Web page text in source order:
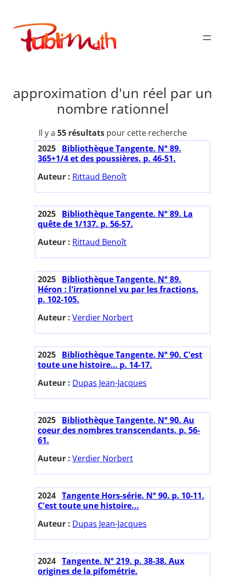
contenu
Publimath
approximation d'un réel par un
nombre rationnel
Il y a 55 résultatspour cette recherche
2025 Bibliothèque Tangente. N° 89.
365+1/4 et des poussières. p. 46-51.
Auteur : Rittaud Benoît
2025 Bibliothèque Tangente. N° 89. La
quête de 1/137. p. 56-57.
Auteur : Rittaud Benoît
2025 Bibliothèque Tangente. N° 89.
Héron : l'irrationnel vu par les fractions.
p. 102-105.
Auteur : Verdier Norbert
2025 Bibliothèque Tangente. N° 90. C'est
toute une histoire… p. 14-17.
Auteur : Dupas Jean-Jacques
2025 Bibliothèque Tangente. N° 90. Au
coeur des nombres transcendants. p. 56-
61.
Auteur : Verdier Norbert
2024 Tangente Hors-série. N° 90. p. 10-11.
C'est toute une histoire...
Auteur : Dupas Jean-Jacques
2024 Tangente. N° 219. p. 38-38. Aux
origines de la pifométrie.